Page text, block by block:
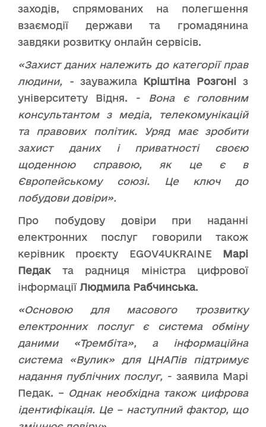
заходів, спрямованих на полегшення
взаємодії держави та громадянина
завдяки розвитку онлайн сервісів.
«Захист даних належить до категорії прав
людини, -зауважила Кріштіна Розгоніз
університету Відня. - Вона є головним
консультантом з медіа, телекомунікацій
та правових політик. Уряд має зробити
захист даних і приватності своєю
щоденною справою, як це є в
Європейському союзі. Це ключ до
побудови довіри».
Про побудову довіри при наданні
електронних послуг говорили також
керівник проєкту EGOV4UKRAINE Марі
Педакта радниця міністра цифрової
інформаціїЛюдмила Рабчинська.
«Основою для масового трозвитку
електронних послуг є система обміну
даними «Трембіта», а інформаційна
система «Вулик» для ЦНАПів підтримує
надання публічних послуг, - заявила Марі
Педак. – Однак необхідна також цифрова
ідентифікація. Це – наступний фактор, що